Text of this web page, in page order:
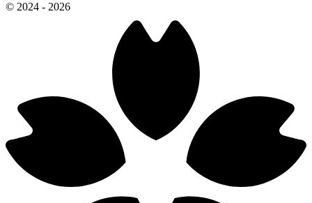
© 2024 - 2026